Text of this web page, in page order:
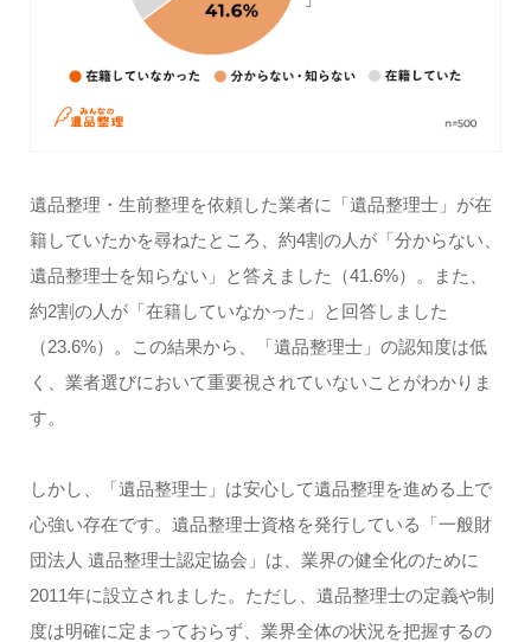
遺品整理・生前整理を依頼した業者に「遺品整理士」が在
籍していたかを尋ねたところ、約4割の人が「分からない、
遺品整理士を知らない」と答えました（41.6%）。また、
約2割の人が「在籍していなかった」と回答しました
（23.6%）。この結果から、「遺品整理士」の認知度は低
く、業者選びにおいて重要視されていないことがわかりま
す。
しかし、「遺品整理士」は安心して遺品整理を進める上で
心強い存在です。遺品整理士資格を発行している「一般財
団法人 遺品整理士認定協会」は、業界の健全化のために
2011年に設立されました。ただし、遺品整理士の定義や制
度は明確に定まっておらず、業界全体の状況を把握するの